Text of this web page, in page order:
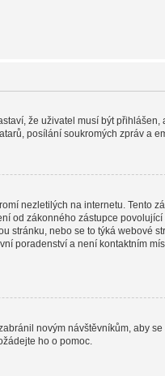
že uživatel musí být
posílání soukromých zpráv a
nezletilých na internetu.
od zákonného zástupce
stránku, nebo se to týká webové
poradenství a není kontaktním
novým návštěvníkům, aby
ho o pomoc.